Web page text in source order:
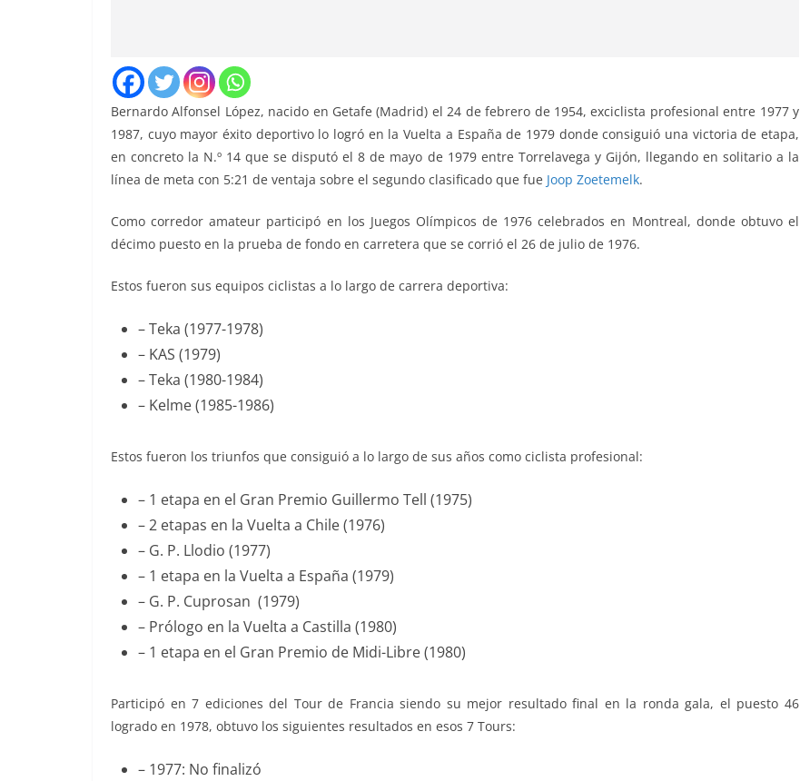
Bernardo Alfonsel López, nacido en Getafe (Madrid) el 24 de febrero de 1954, exciclista profesional entre 1977 y
1987, cuyo mayor éxito deportivo lo logró en la Vuelta a España de 1979 donde consiguió una victoria de etapa,
en concreto la N.º 14 que se disputó el 8 de mayo de 1979 entre Torrelavega y Gijón, llegando en solitario a la
línea de meta con 5:21 de ventaja sobre el segundo clasificado que fue Joop Zoetemelk.
Como corredor amateur participó en los Juegos Olímpicos de 1976 celebrados en Montreal, donde obtuvo el
décimo puesto en la prueba de fondo en carretera que se corrió el 26 de julio de 1976.
Estos fueron sus equipos ciclistas a lo largo de carrera deportiva:
– Teka (1977-1978)
– KAS (1979)
– Teka (1980-1984)
– Kelme (1985-1986)
Estos fueron los triunfos que consiguió a lo largo de sus años como ciclista profesional:
– 1 etapa en el Gran Premio Guillermo Tell (1975)
– 2 etapas en la Vuelta a Chile (1976)
– G. P. Llodio (1977)
– 1 etapa en la Vuelta a España (1979)
– G. P. Cuprosan (1979)
– Prólogo en la Vuelta a Castilla (1980)
– 1 etapa en el Gran Premio de Midi-Libre (1980)
Participó en 7 ediciones del Tour de Francia siendo su mejor resultado final en la ronda gala, el puesto 46
logrado en 1978, obtuvo los siguientes resultados en esos 7 Tours:
– 1977: No finalizó